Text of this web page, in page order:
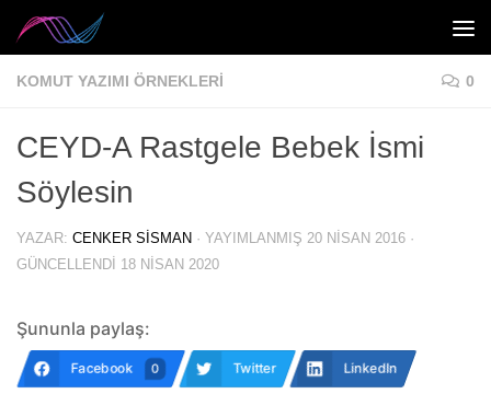
Skip to content
KOMUT YAZIMI ÖRNEKLERI 0
CEYD-A Rastgele Bebek İsmi
Söylesin
YAZAR: CENKER SISMAN · YAYIMLANMIŞ 20 NISAN 2016 ·
GÜNCELLENDI 18 NISAN 2020
Şununla paylaş:
Facebook 0 Twitter LinkedIn